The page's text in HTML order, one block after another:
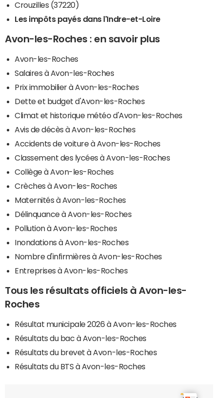
Crouzilles (37220)
Les impôts payés dans l'Indre-et-Loire
Avon-les-Roches : en savoir plus
Avon-les-Roches
Salaires à Avon-les-Roches
Prix immobilier à Avon-les-Roches
Dette et budget d'Avon-les-Roches
Climat et historique météo d'Avon-les-Roches
Avis de décès à Avon-les-Roches
Accidents de voiture à Avon-les-Roches
Classement des lycées à Avon-les-Roches
Collège à Avon-les-Roches
Crèches à Avon-les-Roches
Maternités à Avon-les-Roches
Délinquance à Avon-les-Roches
Pollution à Avon-les-Roches
Inondations à Avon-les-Roches
Nombre d'infirmières à Avon-les-Roches
Entreprises à Avon-les-Roches
Tous les résultats officiels à Avon-les-
Roches
Résultat municipale 2026 à Avon-les-Roches
Résultats du bac à Avon-les-Roches
Résultats du brevet à Avon-les-Roches
Résultats du BTS à Avon-les-Roches